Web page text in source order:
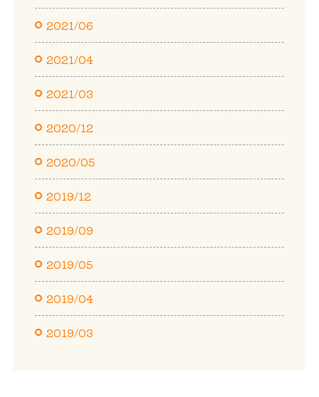
2021/06
2021/04
2021/03
2020/12
2020/05
2019/12
2019/09
2019/05
2019/04
2019/03